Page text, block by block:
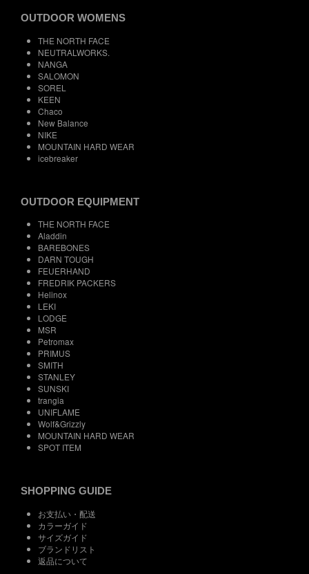
OUTDOOR WOMENS
THE NORTH FACE
NEUTRALWORKS.
NANGA
SALOMON
SOREL
KEEN
Chaco
New Balance
NIKE
MOUNTAIN HARD WEAR
icebreaker
OUTDOOR EQUIPMENT
THE NORTH FACE
Aladdin
BAREBONES
DARN TOUGH
FEUERHAND
FREDRIK PACKERS
Helinox
LEKI
LODGE
MSR
Petromax
PRIMUS
SMITH
STANLEY
SUNSKI
trangia
UNIFLAME
Wolf&Grizzly
MOUNTAIN HARD WEAR
SPOT ITEM
SHOPPING GUIDE
お支払い・配送
カラーガイド
サイズガイド
ブランドリスト
返品について